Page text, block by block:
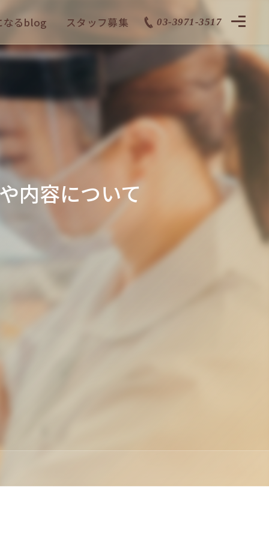
なるblog スタッフ募集 03-3971-3517
内容について